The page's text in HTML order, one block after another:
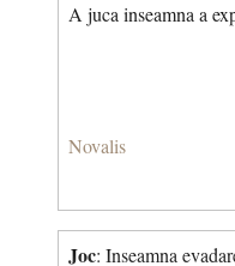
A juca inseamna a
Novalis
Joc: Inseamna